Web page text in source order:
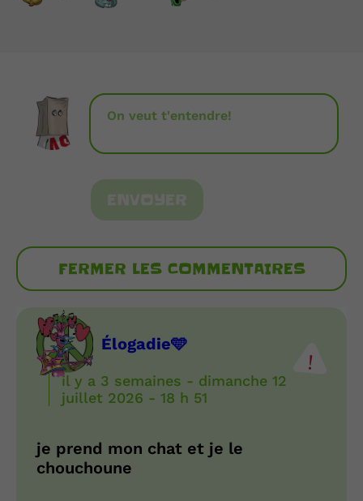
ENVOYER
FERMER LES COMMENTAIRES
Élogadie🩵
il y a 3 semaines - dimanche 12
juillet 2026 - 18 h 51
je prend mon chat et je le
chouchoune